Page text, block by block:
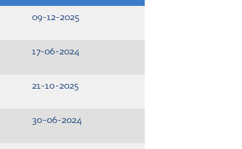
09-12-2025
17-06-2024
21-10-2025
30-06-2024